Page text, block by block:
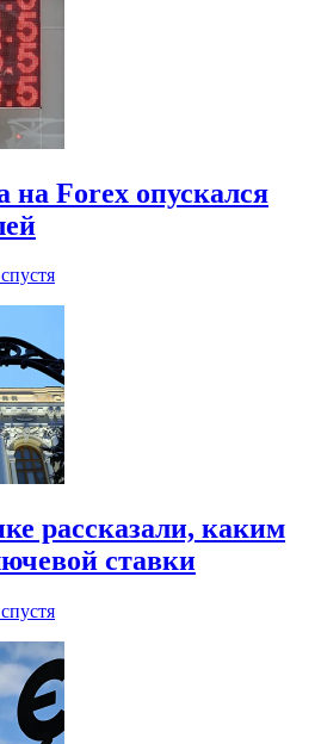
на Forex опускался
рассказали, каким
ставки